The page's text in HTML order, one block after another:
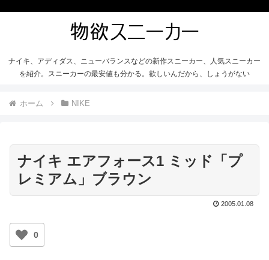
ナイキ、アディダス、ニューバランスなどの新作スニーカー、人気スニーカー
を紹介。スニーカーの最安値も分かる。欲しいんだから、しょうがない
ホーム NIKE
ナイキ エアフォース1 ミッド「プ
レミアム」ブラウン
2005.01.08
0